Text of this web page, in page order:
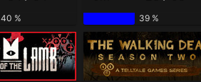
40 % 39 %